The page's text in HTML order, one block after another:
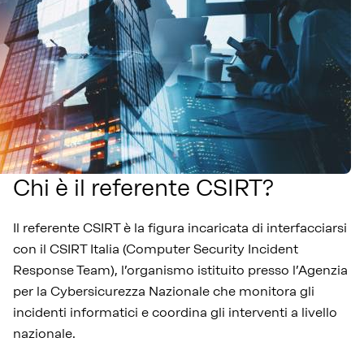
Chi è il referente CSIRT?
Il referente CSIRT è la figura incaricata di interfacciarsi
con il CSIRT Italia (Computer Security Incident
Response Team), l’organismo istituito presso l’Agenzia
per la Cybersicurezza Nazionale che monitora gli
incidenti informatici e coordina gli interventi a livello
nazionale.